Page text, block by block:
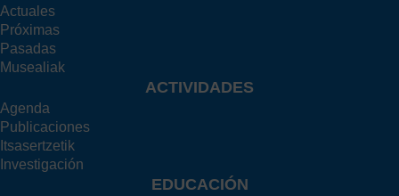
Actuales
Próximas
Pasadas
Musealiak
ACTIVIDADES
Agenda
Publicaciones
Itsasertzetik
Investigación
EDUCACIÓN